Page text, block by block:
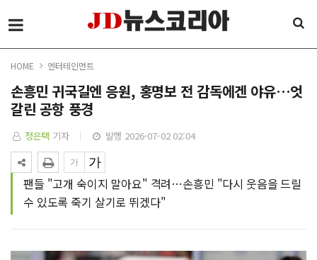
HOME 엔터테인먼트
손흥민 귀국길엔 응원, 홍명보 전 감독에겐 야유…엇
갈린 공항 풍경
정은택 기자 발행 2026-07-02 02:04
팬들 "고개 숙이지 말아요" 격려…손흥민 "다시 웃음을 드릴
수 있도록 죽기 살기로 뛰겠다"